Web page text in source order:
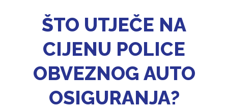
ŠTO UTJEČE NA
CIJENU POLICE
OBVEZNOG AUTO
OSIGURANJA?